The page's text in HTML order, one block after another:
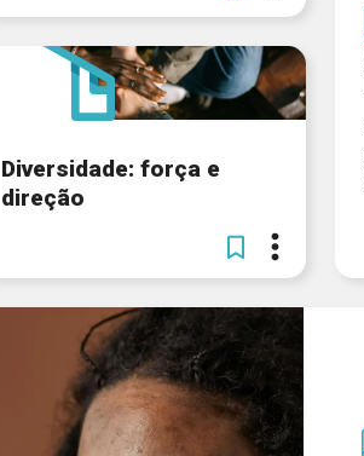
Diversidade: força e
direção